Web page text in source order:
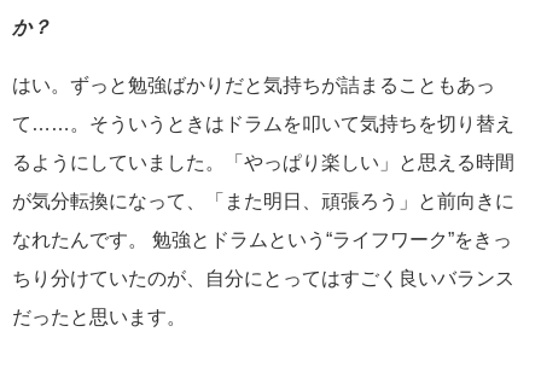
か？
はい。ずっと勉強ばかりだと気持ちが詰まることもあっ
て……。そういうときはドラムを叩いて気持ちを切り替え
るようにしていました。「やっぱり楽しい」と思える時間
が気分転換になって、「また明日、頑張ろう」と前向きに
なれたんです。 勉強とドラムという“ライフワーク”をきっ
ちり分けていたのが、自分にとってはすごく良いバランス
だったと思います。